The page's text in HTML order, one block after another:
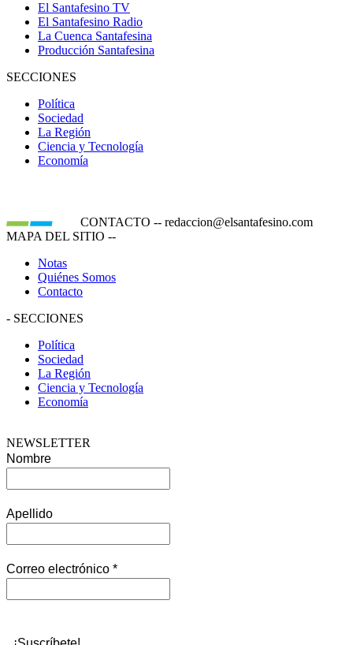
El Santafesino TV
El Santafesino Radio
La Cuenca Santafesina
Producción Santafesina
SECCIONES
Política
Sociedad
La Región
Ciencia y Tecnología
Economía
CONTACTO -- redaccion@elsantafesino.com
MAPA DEL SITIO --
Notas
Quiénes Somos
Contacto
- SECCIONES
Política
Sociedad
La Región
Ciencia y Tecnología
Economía
NEWSLETTER
Nombre
Apellido
Correo electrónico *